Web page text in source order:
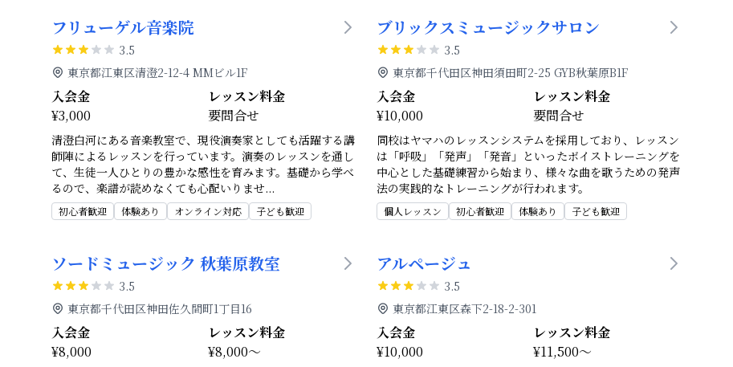
フリューゲル音楽院
3.5
東京都江東区清澄2-12-4 MMビル1F
入会金
¥3,000
レッスン料金
要問合せ
清澄白河にある音楽教室で、現役演奏家としても活躍する講
師陣によるレッスンを行っています。演奏のレッスンを通し
て、生徒一人ひとりの豊かな感性を育みます。基礎から学べ
るので、楽譜が読めなくても心配いりませ...
初心者歓迎 体験あり オンライン対応 子ども歓迎
ブリックスミュージックサロン
3.5
東京都千代田区神田須田町2-25 GYB秋葉原B1F
入会金
¥10,000
レッスン料金
要問合せ
同校はヤマハのレッスンシステムを採用しており、レッスン
は「呼吸」「発声」「発音」といったボイストレーニングを
中心とした基礎練習から始まり、様々な曲を歌うための発声
法の実践的なトレーニングが行われます。
個人レッスン 初心者歓迎 体験あり 子ども歓迎
ソードミュージック 秋葉原教室
3.5
東京都千代田区神田佐久間町1丁目16
入会金
¥8,000
レッスン料金
¥8,000～
アルページュ
3.5
東京都江東区森下2-18-2-301
入会金
¥10,000
レッスン料金
¥11,500～